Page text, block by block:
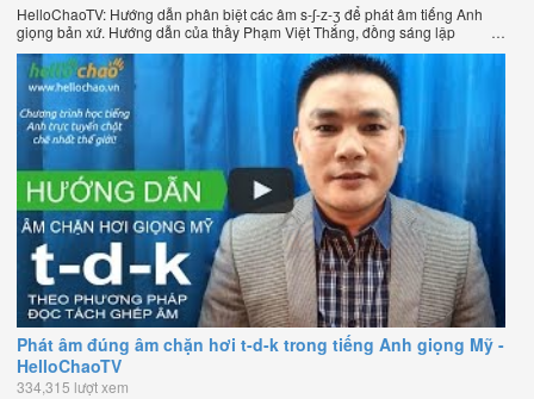
HelloChaoTV: Hướng dẫn phân biệt các âm s-ʃ-z-ʒ để phát âm tiếng Anh
giọng bản xứ. Hướng dẫn của thầy Phạm Việt Thắng, đồng sáng lập
HelloChao.vn - Chương trình dạy tiếng Anh trực tuyến chặt chẽ nhất thế
giới.
Phát âm đúng âm chặn hơi t-d-k trong tiếng Anh giọng Mỹ -
HelloChaoTV
334,315 lượt xem